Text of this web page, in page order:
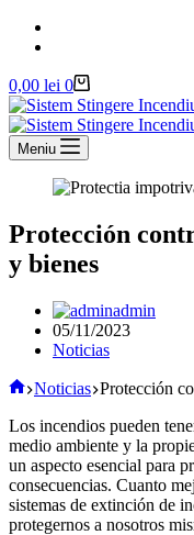
cumpărături
Coș
de
cumpărături
0,00 lei 0
Meniu
Protección
y bienes
admin
05/11/2023
Noticias
Acasă
Noticias Protección
Los incendios pueden
medio ambiente y la
un aspecto esencial para
consecuencias. Cuanto
sistemas de extinción de
protegernos a nosotros